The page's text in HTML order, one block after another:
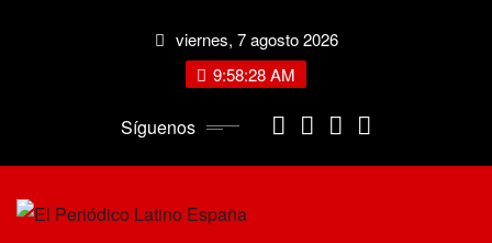
viernes, 7 agosto 2026
9:58:28 AM
Síguenos